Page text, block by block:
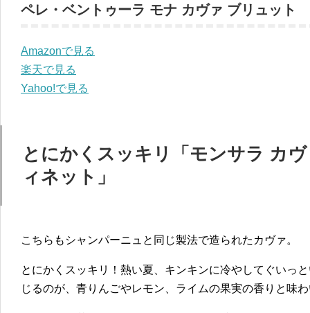
ペレ・ベントゥーラ モナ カヴァ ブリュット
Amazonで見る
楽天で見る
Yahoo!で見る
とにかくスッキリ「モンサラ カ
ィネット」
こちらもシャンパーニュと同じ製法で造られたカヴァ。
とにかくスッキリ！熱い夏、キンキンに冷やしてぐいっ
じるのが、青りんごやレモン、ライムの果実の香りと味